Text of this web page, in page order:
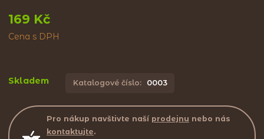
169 Kč
Cena s DPH
Skladem Katalogové číslo: 0003
Pro nákup navštivte naší prodejnu nebo nás
kontaktujte.